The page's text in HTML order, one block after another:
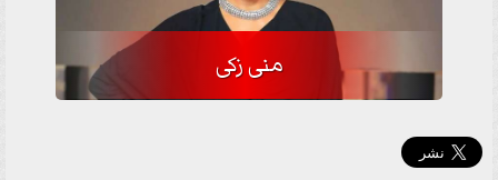
منى زكى